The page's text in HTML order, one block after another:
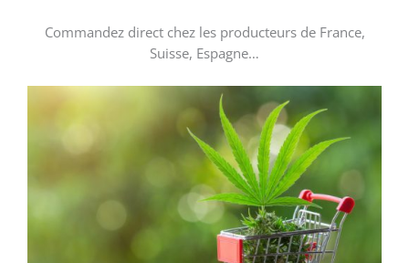
Commandez direct chez les producteurs de France,
Suisse, Espagne…